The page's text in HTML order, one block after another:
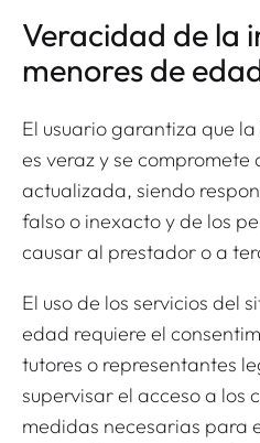
Veracidad de la
menores de
El usuario garantiza que
es veraz y se
actualizada, siendo
falso o inexacto y de los
causar al prestador o a
El uso de los servicios del
edad requiere el
tutores o representantes
supervisar el acceso a los
medidas necesarias para